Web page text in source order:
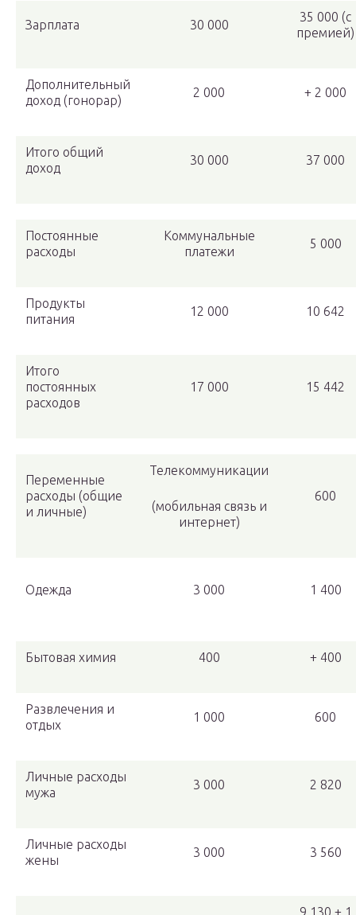
Зарплата 30 000
35 000 (с
премией)
Дополнительный
доход (гонорар)
2 000 + 2 000
Итого общий
доход
30 000 37 000
Постоянные
расходы
Коммунальные
платежи
5 000
Продукты
питания
12 000 10 642
Итого
постоянных
расходов
17 000 15 442
Переменные
расходы (общие
и личные)
Телекоммуникации
(мобильная связь и
интернет)
600
Одежда 3 000 1 400
Бытовая химия 400 + 400
Развлечения и
отдых
1 000 600
Личные расходы
мужа
3 000 2 820
Личные расходы
жены
3 000 3 560
9 130 + 1